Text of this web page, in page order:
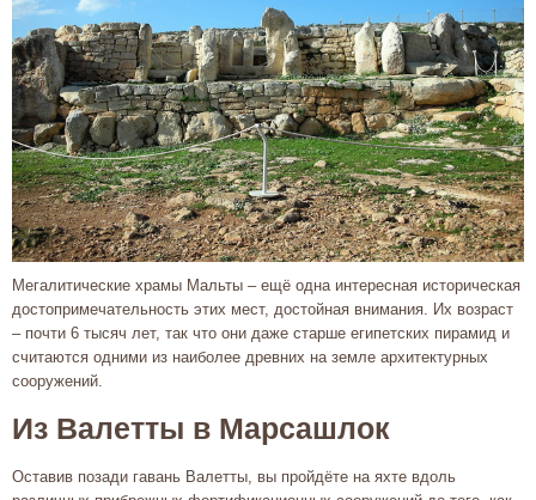
Мегалитические храмы Мальты – ещё одна интересная историческая
достопримечательность этих мест, достойная внимания. Их возраст
– почти 6 тысяч лет, так что они даже старше египетских пирамид и
считаются одними из наиболее древних на земле архитектурных
сооружений.
Из Валетты в Марсашлок
Оставив позади гавань Валетты, вы пройдёте на яхте вдоль